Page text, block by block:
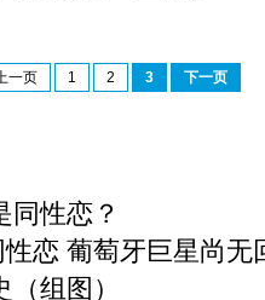
一页 1 2 3 下一页
同性恋？
恋 葡萄牙巨星尚无
组图）